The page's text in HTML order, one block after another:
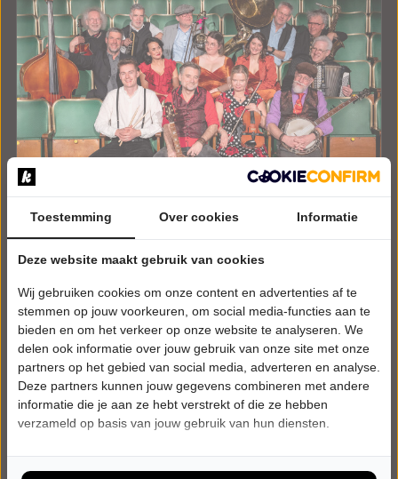
JP & The Seeger Sessionband
WestlandTheater De Naald
Naaldwijk
POPULAIRE MUZIEK
Tickets
Meer info
Toestemming Over cookies Informatie
Deze website maakt gebruik van cookies
Wij gebruiken cookies om onze content en advertenties af te
stemmen op jouw voorkeuren, om social media-functies aan te
bieden en om het verkeer op onze website te analyseren. We
delen ook informatie over jouw gebruik van onze site met onze
partners op het gebied van social media, adverteren en analyse.
Deze partners kunnen jouw gegevens combineren met andere
informatie die je aan ze hebt verstrekt of die ze hebben
verzameld op basis van jouw gebruik van hun diensten.